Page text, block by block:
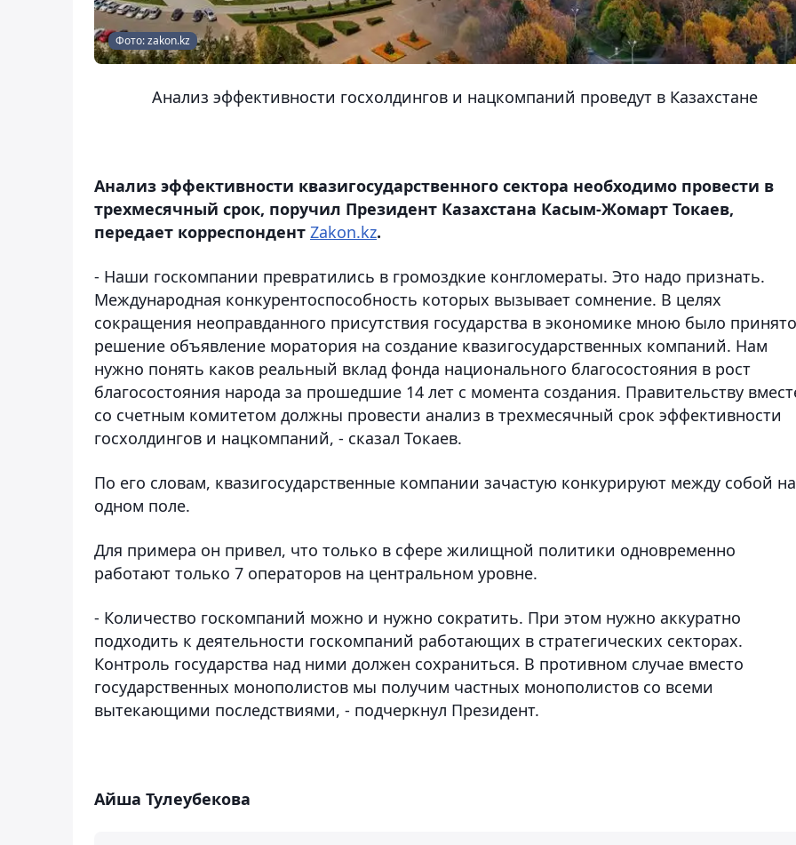
Фото: zakon.kz
Анализ эффективности госхолдингов и нацкомпаний проведут в Казахстане
Анализ эффективности квазигосударственного сектора необходимо провести в
трехмесячный срок, поручил Президент Казахстана Касым-Жомарт Токаев,
передает корреспондент Zakon.kz.
- Наши госкомпании превратились в громоздкие конгломераты. Это надо признать.
Международная конкурентоспособность которых вызывает сомнение. В целях
сокращения неоправданного присутствия государства в экономике мною было принято
решение объявление моратория на создание квазигосударственных компаний. Нам
нужно понять каков реальный вклад фонда национального благосостояния в рост
благосостояния народа за прошедшие 14 лет с момента создания. Правительству
со счетным комитетом должны провести анализ в трехмесячный срок эффективности
госхолдингов и нацкомпаний, - сказал Токаев.
По его словам, квазигосударственные компании зачастую конкурируют между собой на
одном поле.
Для примера он привел, что только в сфере жилищной политики одновременно
работают только 7 операторов на центральном уровне.
- Количество госкомпаний можно и нужно сократить. При этом нужно аккуратно
подходить к деятельности госкомпаний работающих в стратегических секторах.
Контроль государства над ними должен сохраниться. В противном случае вместо
государственных монополистов мы получим частных монополистов со всеми
вытекающими последствиями, - подчеркнул Президент.
Айша Тулеубекова